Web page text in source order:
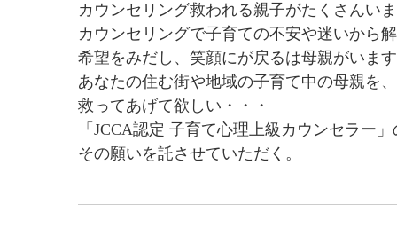
カウンセリング救われる親子がたくさんい
カウンセリングで子育ての不安や迷いから
希望をみだし、笑顔にが戻るは母親がいま
あなたの住む街や地域の子育て中の母親を、
救ってあげて欲しい・・・
「JCCA認定 子育て心理上級カウンセラー
その願いを託させていただく。